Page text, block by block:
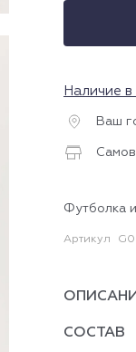
Наличие
Ваш
Футболка
Артикул
СОСТАВ